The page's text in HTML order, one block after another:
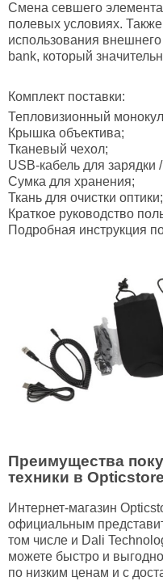
Смена севшего
полевых условиях.
использования
bank, который
Комплект поставки:
Тепловизионный
Крышка объектива;
Тканевый чехол;
USB-кабель для
Сумка для хранения;
Ткань для очистки оптики;
Краткое руководство
Подробная инструкция
Преимущества
техники в
Интернет-магазин
официальным
том числе и Dali
можете быстро и
по низким ценам и с